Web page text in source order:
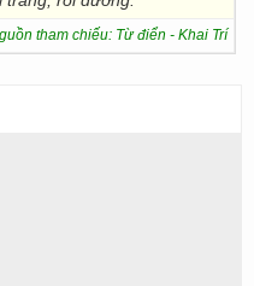
tham chiếu: Từ điển - Khai Trí